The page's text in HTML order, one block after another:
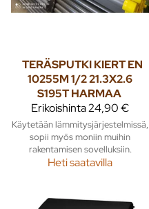
TERÄSPUTKI KIERT EN
10255M 1/2 21.3X2.6
S195T HARMAA
Erikoishinta24,90 €
Käytetään lämmitysjärjestelmissä,
sopii myös moniin muihin
rakentamisen sovelluksiin.
Heti saatavilla